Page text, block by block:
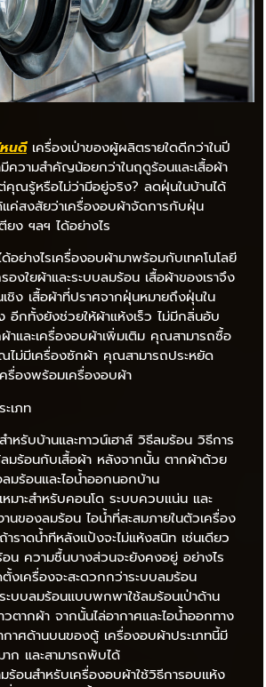
นดีเครื่องเป่าของผู้ผลิตรายใดดีกว่าในปี
ความสำคัญน้อยกว่าในฤดูร้อนและเสื้อผ้า
ณรู้หรือไม่ว่ามีอยู่จริง? ลดฝุ่นในบ้านได้
แค่สงสัยว่าเครื่องอบผ้าจัดการกับฝุ่น
ยง ฯลฯ ได้อย่างไร
อย่างไรเครื่องอบผ้ามาพร้อมกับเทคโนโลยี
ใยผ้าและระบบลมร้อน เสื้อผ้าของเราจึง
ชิง เสื้อผ้าที่ปราศจากฝุ่นหมายถึงฝุ่นใน
กทั้งยังช่วยให้ผ้าแห้งเร็ว ไม่มีกลิ่นอับ
และเครื่องอบผ้าเพิ่มเติม คุณสามารถซื้อ
ไม่มีเครื่องซักผ้า คุณสามารถประหยัด
รื่องพร้อมเครื่องอบผ้า
เภท
ำหรับบ้านและทาวน์เฮาส์ วิธีลมร้อน วิธีการ
ลมร้อนกับเสื้อผ้า หลังจากนั้น ตากผ้าด้วย
มร้อนและไอน้ำออกนอกบ้าน
หมาะสำหรับคอนโด ระบบควบแน่น และ
านของลมร้อน ไอน้ำที่สะสมภายในตัวเครื่อง
ราดน้ำทีหลังแป้งจะไม่แห้งสนิท เช่นเดียว
น ความชื้นบางส่วนจะยังคงอยู่ อย่างไร
งเครื่องจะสะดวกกว่าระบบลมร้อน
ะบบลมร้อนแบบพกพาใช้ลมร้อนเป่าด้าน
ตากผ้า จากนั้นไล่อากาศและไอน้ำออกทาง
กาศด้านบนของตู้ เครื่องอบผ้าประเภทนี้มี
าก และสามารถพับได้
ร้อนสำหรับเครื่องอบผ้าใช้วิธีการอบแห้ง